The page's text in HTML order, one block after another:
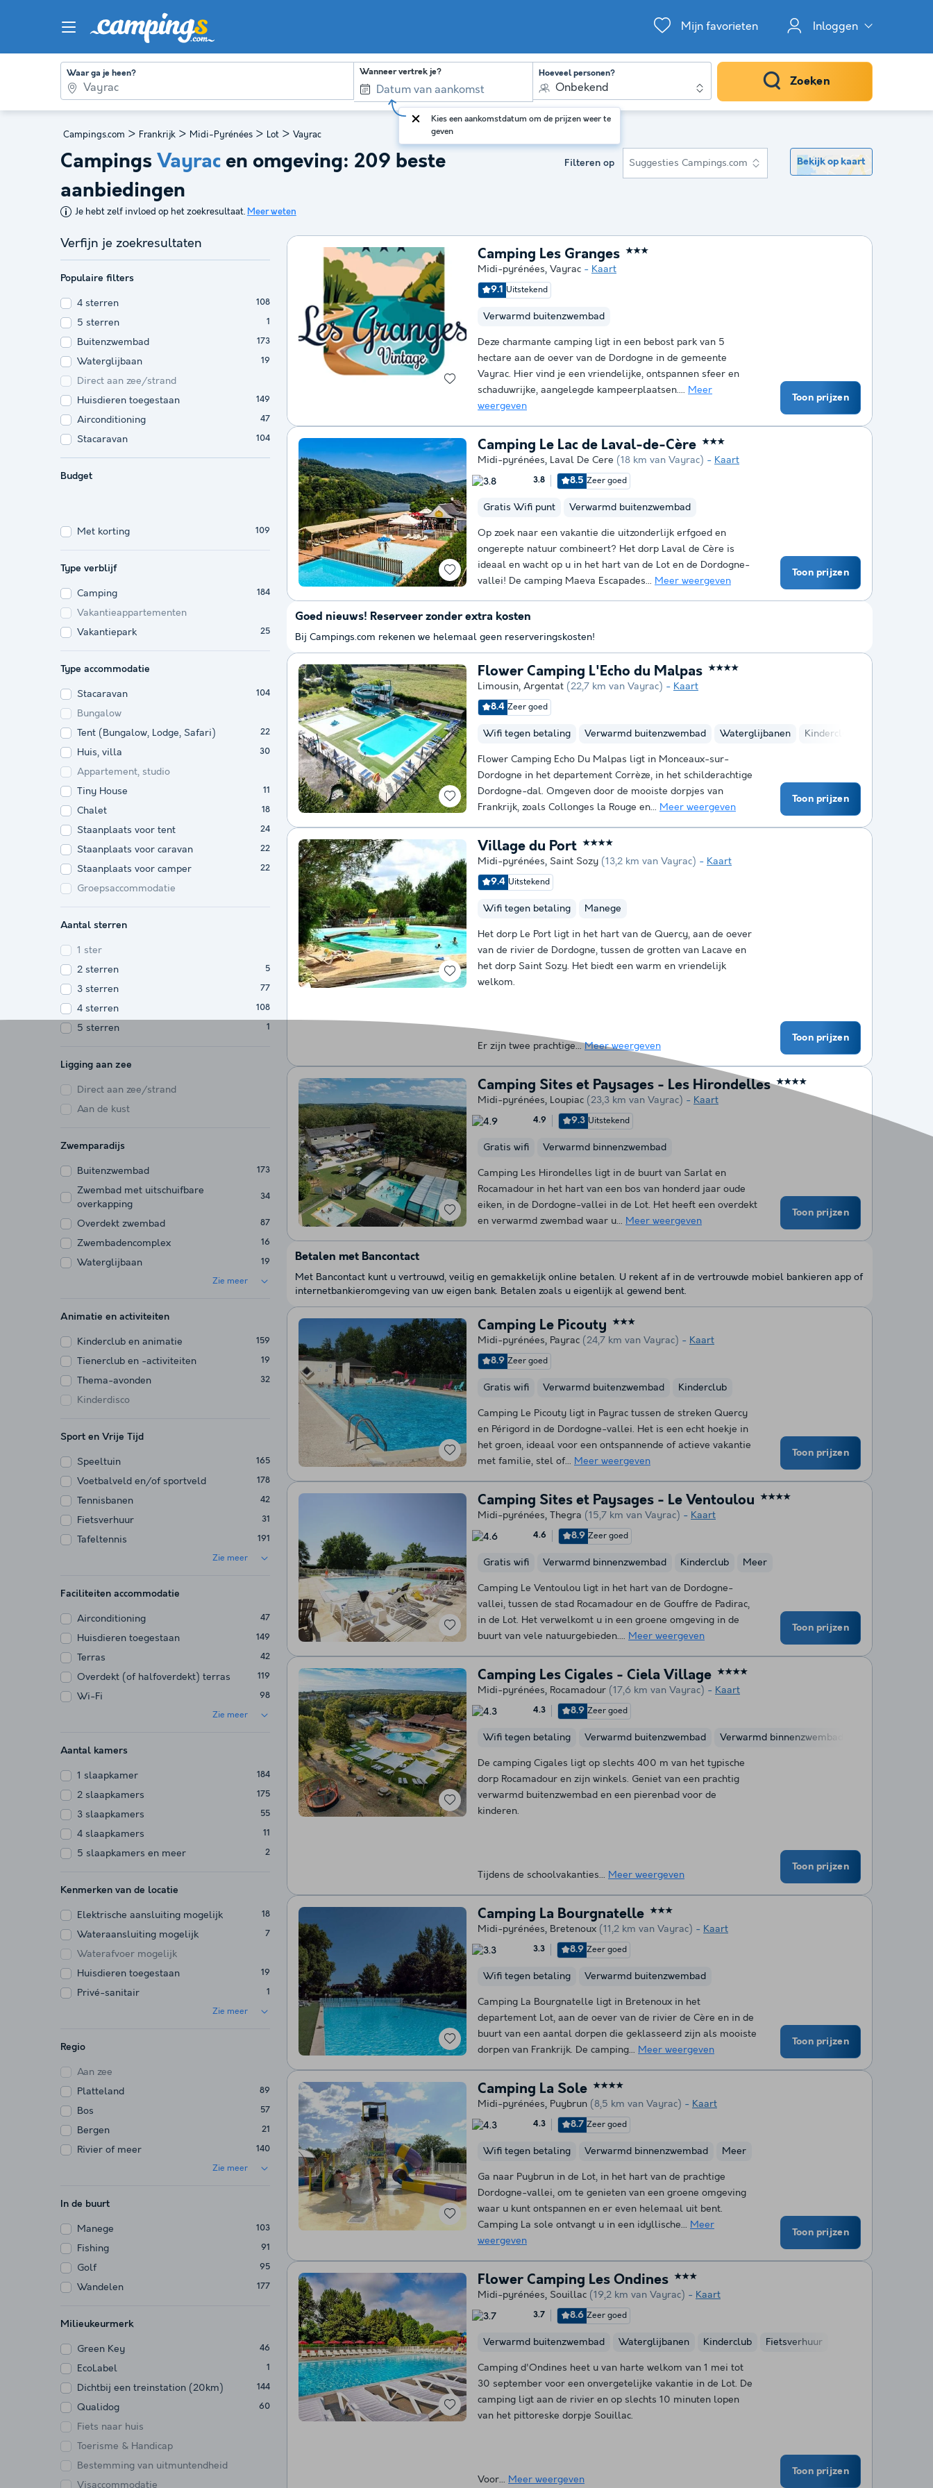
Mijn favorieten Inloggen
Waar ga je heen? Wanneer vertrek je?
Kies een aankomstdatum om de prijzen weer te
geven
Hoeveel personen?
Onbekend Zoeken
Campings.com > Frankrijk > Midi-Pyrénées > Lot > Vayrac
Campings Vayrac en omgeving: 209 beste
aanbiedingen
Je hebt zelf invloed op het zoekresultaat. Meer weten
Filteren op Suggesties Campings.com Bekijk op kaart
Verfijn je zoekresultaten
Populaire filters
4 sterren 108
5 sterren 1
Buitenzwembad 173
Waterglijbaan 19
Direct aan zee/strand
Huisdieren toegestaan
149
Airconditioning 47
Stacaravan 104
Budget
Met korting 109
Type verblijf
Camping 184
Vakantieappartementen
Vakantiepark
25
Type accommodatie
Stacaravan 104
Bungalow
Tent (Bungalow, Lodge, Safari)
22
Huis, villa 30
Appartement, studio
Tiny House
11
Chalet 18
Staanplaats voor tent 24
Staanplaats voor caravan 22
Staanplaats voor camper 22
Groepsaccommodatie
Aantal sterren
1 ster
2 sterren
5
3 sterren 77
4 sterren 108
5 sterren 1
Ligging aan zee
Direct aan zee/strand
Aan de kust
Zwemparadijs
Buitenzwembad 173
Zwembad met uitschuifbare
overkapping
34
Overdekt zwembad 87
Zwembadencomplex 16
Waterglijbaan 19
Zie meer
Animatie en activiteiten
Kinderclub en animatie 159
Tienerclub en -activiteiten 19
Thema-avonden 32
Kinderdisco
Sport en Vrije Tijd
Speeltuin 165
Voetbalveld en/of sportveld 178
Tennisbanen 42
Fietsverhuur 31
Tafeltennis 191
Zie meer
Faciliteiten accommodatie
Airconditioning 47
Huisdieren toegestaan 149
Terras 42
Overdekt (of halfoverdekt) terras 119
Wi-Fi 98
Zie meer
Aantal kamers
1 slaapkamer 184
2 slaapkamers 175
3 slaapkamers 55
4 slaapkamers 11
5 slaapkamers en meer 2
Kenmerken van de locatie
Elektrische aansluiting mogelijk 18
Wateraansluiting mogelijk 7
Waterafvoer mogelijk
Huisdieren toegestaan
19
Privé-sanitair 1
Zie meer
Regio
Aan zee
Platteland
89
Bos 57
Bergen 21
Rivier of meer 140
Zie meer
In de buurt
Manege 103
Fishing 91
Golf 95
Wandelen 177
Milieukeurmerk
Green Key 46
EcoLabel 1
Dichtbij een treinstation (20km) 144
Qualidog 60
Fiets naar huis
Toerisme & Handicap
Bestemming van uitmuntendheid
Visaccommodatie
Camping Les Granges ★★★
Midi-pyrénées, Vayrac
Kaart
9.1 Uitstekend
Verwarmd buitenzwembad
Deze charmante camping ligt in een bebost park van 5
hectare aan de oever van de Dordogne in de gemeente
Vayrac. Hier vind je een vriendelijke, ontspannen sfeer en
schaduwrijke, aangelegde kampeerplaatsen.... Meer
weergeven
Toon prijzen
Camping Le Lac de Laval-de-Cère ★★★
Midi-pyrénées, Laval De Cere (18 km van Vayrac) Kaart
3.8 8.5 Zeer goed
Gratis Wifi punt Verwarmd buitenzwembad
Op zoek naar een vakantie die uitzonderlijk erfgoed en
ongerepte natuur combineert? Het dorp Laval de Cère is
ideaal en wacht op u in het hart van de Lot en de Dordogne-
vallei! De camping Maeva Escapades... Meer weergeven
Toon prijzen
Flower Camping L'Echo du Malpas ★★★★
Limousin, Argentat (22,7 km van Vayrac)
Kaart
8.4 Zeer goed
Wifi tegen betaling Verwarmd buitenzwembad Waterglijbanen Kinderclub
Flower Camping Echo Du Malpas ligt in Monceaux-sur-
Dordogne in het departement Corrèze, in het schilderachtige
Dordogne-dal. Omgeven door de mooiste dorpjes van
Frankrijk, zoals Collonges la Rouge en... Meer weergeven
Toon prijzen
Village du Port ★★★★
Midi-pyrénées, Saint Sozy (13,2 km van Vayrac)
Kaart
9.4 Uitstekend
Wifi tegen betaling Manege
Het dorp Le Port ligt in het hart van de Quercy, aan de oever
van de rivier de Dordogne, tussen de grotten van Lacave en
het dorp Saint Sozy. Het biedt een warm en vriendelijk
welkom.
Er zijn twee prachtige...Meer weergeven
Toon prijzen
Camping Sites et Paysages - Les Hirondelles ★★★★
Midi-pyrénées, Loupiac (23,3 km van Vayrac) Kaart
4.9 9.3 Uitstekend
Gratis wifi Verwarmd binnenzwembad
Camping Les Hirondelles ligt in de buurt van Sarlat en
Rocamadour in het hart van een bos van honderd jaar oude
eiken, in de Dordogne-vallei in de Lot. Het heeft een overdekt
en verwarmd zwembad waar u... Meer weergeven
Toon prijzen
Camping Le Picouty ★★★
Midi-pyrénées, Payrac (24,7 km van Vayrac)
Kaart
8.9 Zeer goed
Gratis wifi Verwarmd buitenzwembad Kinderclub
Camping Le Picouty ligt in Payrac tussen de streken Quercy
en Périgord in de Dordogne-vallei. Het is een echt hoekje in
het groen, ideaal voor een ontspannende of actieve vakantie
met familie, stel of... Meer weergeven
Toon prijzen
Camping Sites et Paysages - Le Ventoulou ★★★★
Midi-pyrénées, Thegra (15,7 km van Vayrac) Kaart
4.6 8.9 Zeer goed
Gratis wifi Verwarmd binnenzwembad Kinderclub Meer
Camping Le Ventoulou ligt in het hart van de Dordogne-
vallei, tussen de stad Rocamadour en de Gouffre de Padirac,
in de Lot. Het verwelkomt u in een groene omgeving in de
buurt van vele natuurgebieden.... Meer weergeven
Toon prijzen
Camping Les Cigales - Ciela Village ★★★★
Midi-pyrénées, Rocamadour (17,6 km van Vayrac) Kaart
4.3 8.9 Zeer goed
Wifi tegen betaling Verwarmd buitenzwembad Verwarmd binnenzwembad
De camping Cigales ligt op slechts 400 m van het typische
dorp Rocamadour en zijn winkels. Geniet van een prachtig
verwarmd buitenzwembad en een pierenbad voor de
kinderen.
Tijdens de schoolvakanties... Meer weergeven
Toon prijzen
Camping La Bourgnatelle ★★★
Midi-pyrénées, Bretenoux (11,2 km van Vayrac) Kaart
3.3 8.9 Zeer goed
Wifi tegen betaling Verwarmd buitenzwembad
Camping La Bourgnatelle ligt in Bretenoux in het
departement Lot, aan de oever van de rivier de Cère en in de
buurt van een aantal dorpen die geklasseerd zijn als mooiste
dorpen van Frankrijk. De camping... Meer weergeven
Toon prijzen
Camping La Sole ★★★★
Midi-pyrénées, Puybrun (8,5 km van Vayrac) Kaart
4.3 8.7 Zeer goed
Wifi tegen betaling Verwarmd binnenzwembad Meer
Ga naar Puybrun in de Lot, in het hart van de prachtige
Dordogne-vallei, om te genieten van een groene omgeving
waar u kunt ontspannen en er even helemaal uit bent.
Camping La sole ontvangt u in een idyllische... Meer
weergeven
Toon prijzen
Flower Camping Les Ondines ★★★
Midi-pyrénées, Souillac (19,2 km van Vayrac) Kaart
3.7 8.6 Zeer goed
Verwarmd buitenzwembad Waterglijbanen Kinderclub Fietsverhuur
Camping d'Ondines heet u van harte welkom van 1 mei tot
30 september voor een onvergetelijke vakantie in de Lot. De
camping ligt aan de rivier en op slechts 10 minuten lopen
van het pittoreske dorpje Souillac.
Voor... Meer weergeven
Toon prijzen
Goed nieuws! Reserveer zonder extra kosten
Bij Campings.com rekenen we helemaal geen reserveringskosten!
Betalen met Bancontact
Met Bancontact kunt u vertrouwd, veilig en gemakkelijk online betalen. U rekent af in de vertrouwde mobiel bankieren app of
internetbankieromgeving van uw eigen bank. Betalen zoals u eigenlijk al gewend bent.